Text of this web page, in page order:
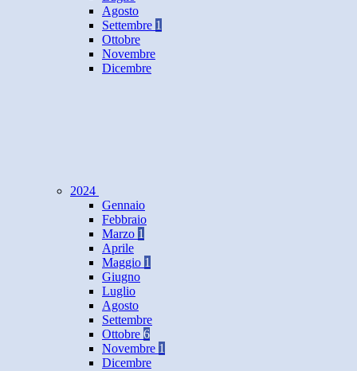
Agosto
Settembre 1
Ottobre
Novembre
Dicembre
2024
Gennaio
Febbraio
Marzo 1
Aprile
Maggio 1
Giugno
Luglio
Agosto
Settembre
Ottobre 6
Novembre 1
Dicembre